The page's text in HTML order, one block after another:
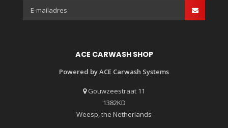
ACE CARWASH SHOP
Powered by ACE Carwash Systems
Gouwzeestraat 11
1382KD
Weesp, the Netherlands